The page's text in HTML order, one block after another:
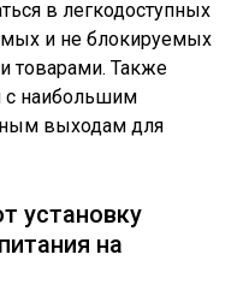
в легкодоступных
и не блокируемых
товарами. Также
с наибольшим
выходам для
установку
на